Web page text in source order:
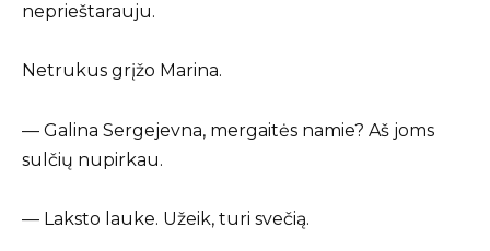
neprieštarauju.
Netrukus grįžo Marina.
— Galina Sergejevna, mergaitės namie? Aš joms
sulčių nupirkau.
— Laksto lauke. Užeik, turi svečią.